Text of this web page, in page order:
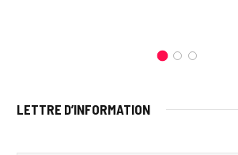
LETTRE D’INFORMATION